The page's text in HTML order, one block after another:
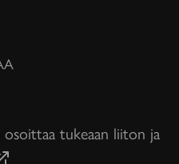
osoittaa tukeaan liiton ja